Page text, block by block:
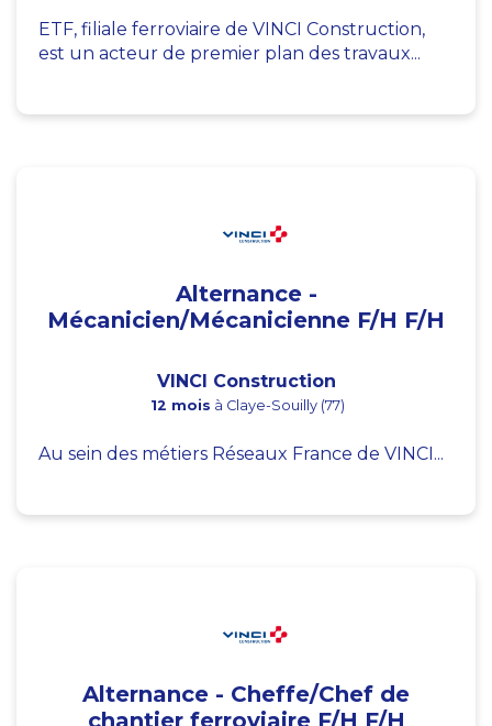
ETF, filiale ferroviaire de VINCI Construction,
est un acteur de premier plan des travaux...
Alternance -
Mécanicien/Mécanicienne F/H F/H
VINCI Construction
12 mois à Claye-Souilly (77)
Au sein des métiers Réseaux France de VINCI...
Alternance - Cheffe/Chef de
chantier ferroviaire F/H F/H